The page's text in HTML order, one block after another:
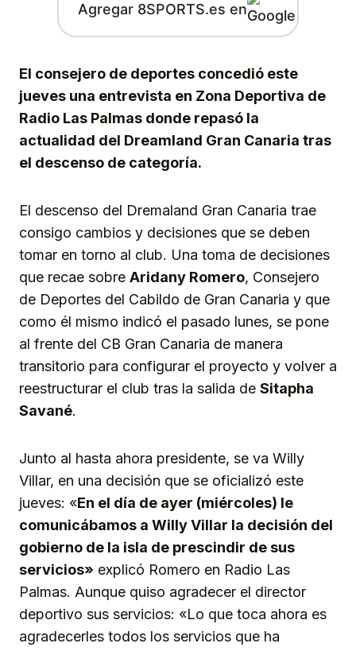
Agregar 8SPORTS.es en
El consejero de deportes concedió este
jueves una entrevista en Zona Deportiva de
Radio Las Palmas donde repasó la
actualidad del Dreamland Gran Canaria tras
el descenso de categoría.
El descenso del Dremaland Gran Canaria trae
consigo cambios y decisiones que se deben
tomar en torno al club. Una toma de decisiones
que recae sobre Aridany Romero, Consejero
de Deportes del Cabildo de Gran Canaria y que
como él mismo indicó el pasado lunes, se pone
al frente del CB Gran Canaria de manera
transitorio para configurar el proyecto y volver a
reestructurar el club tras la salida de Sitapha
Savané.
Junto al hasta ahora presidente, se va Willy
Villar, en una decisión que se oficializó este
jueves: «En el día de ayer (miércoles) le
comunicábamos a Willy Villar la decisión del
gobierno de la isla de prescindir de sus
servicios» explicó Romero en Radio Las
Palmas. Aunque quiso agradecer el director
deportivo sus servicios: «Lo que toca ahora es
agradecerles todos los servicios que ha